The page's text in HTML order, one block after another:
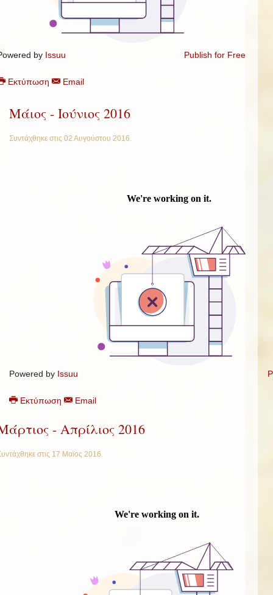
by Issuu Publish for Free
Εκτύπωση Email
Μάιος - Iούνιος 2016
Συντάχθηκε στις 02 Αυγούστου 2016.
Powered by Issuu
Εκτύπωση Email
- Απρίλιος 2016
στις 17 Μαϊος 2016.